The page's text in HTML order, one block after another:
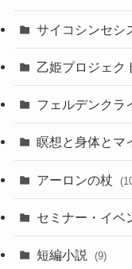
サイコシンセシ
乙姫プロジェク
フェルデンクラ
瞑想と身体とマ
アーロンの杖
セミナー・イベ
短編小説 (9)